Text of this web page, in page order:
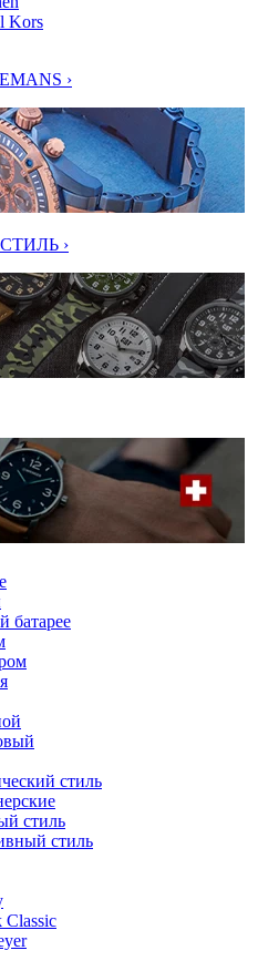
Kors
›
›
батарее
стиль
стиль
стиль
Classic